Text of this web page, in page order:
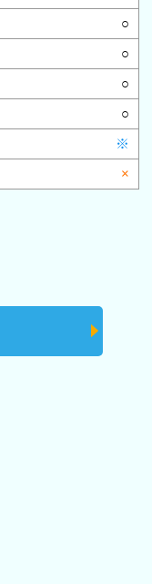
○
○
○
○
※
×